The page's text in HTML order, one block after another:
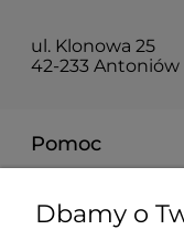
ul. Klonowa 25
42-233
Pomoc
Moje konto
Dbamy o